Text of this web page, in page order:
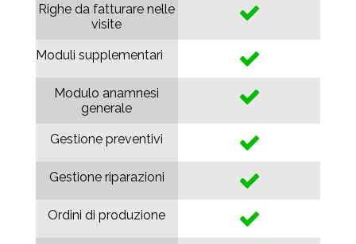
Righe da fatturare nelle
visite
Moduli supplementari
Modulo anamnesi
generale
Gestione preventivi
Gestione riparazioni
Ordini di produzione